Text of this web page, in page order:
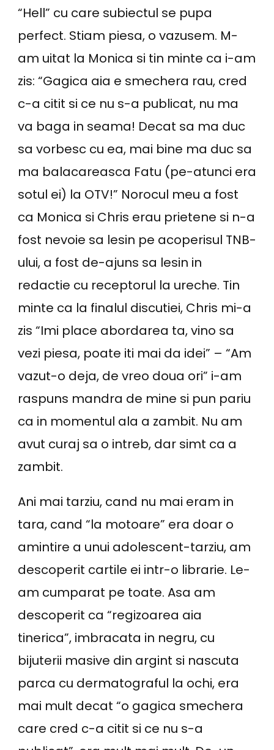
“Hell” cu care subiectul se pupa
perfect. Stiam piesa, o vazusem. M-
am uitat la Monica si tin minte ca i-am
zis: “Gagica aia e smechera rau, cred
c-a citit si ce nu s-a publicat, nu ma
va baga in seama! Decat sa ma duc
sa vorbesc cu ea, mai bine ma duc sa
ma balacareasca Fatu (pe-atunci era
sotul ei) la OTV!” Norocul meu a fost
ca Monica si Chris erau prietene si n-a
fost nevoie sa lesin pe acoperisul TNB-
ului, a fost de-ajuns sa lesin in
redactie cu receptorul la ureche. Tin
minte ca la finalul discutiei, Chris mi-a
zis “Imi place abordarea ta, vino sa
vezi piesa, poate iti mai da idei” – “Am
vazut-o deja, de vreo doua ori” i-am
raspuns mandra de mine si pun pariu
ca in momentul ala a zambit. Nu am
avut curaj sa o intreb, dar simt ca a
zambit.
Ani mai tarziu, cand nu mai eram in
tara, cand “la motoare” era doar o
amintire a unui adolescent-tarziu, am
descoperit cartile ei intr-o librarie. Le-
am cumparat pe toate. Asa am
descoperit ca “regizoarea aia
tinerica”, imbracata in negru, cu
bijuterii masive din argint si nascuta
parca cu dermatograful la ochi, era
mai mult decat “o gagica smechera
care cred c-a citit si ce nu s-a